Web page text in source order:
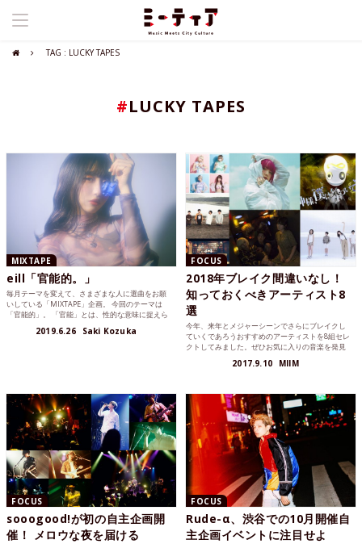
TAG : LUCKY TAPES
#LUCKY TAPES
MIXTAPE
eill「官能的。」
毎月テーマを変えて、さまざまな人に選曲をお願
いしている「MIXTAPE」企画。 今回のテーマは
「官能的」。 「官能」とは、性的な意味に捉えら
2019.6.26 Saki Kozuka
FOCUS
2018年ブレイク間違いなし！
知っておくべきアーティスト8
選
今年、来年とメジャーシーンでさらにブレイクし
ていくであろうおすすめのアーティストを8組セレ
クトしてみました。ぜひお気に入りの音楽を発見
2017.9.10 MIIM
FOCUS
sooogood!が初の自主企画開
催！ メロウな夜を届ける
FOCUS
Rude-α、渋谷での10月開催自
主企画イベントに注目せよ